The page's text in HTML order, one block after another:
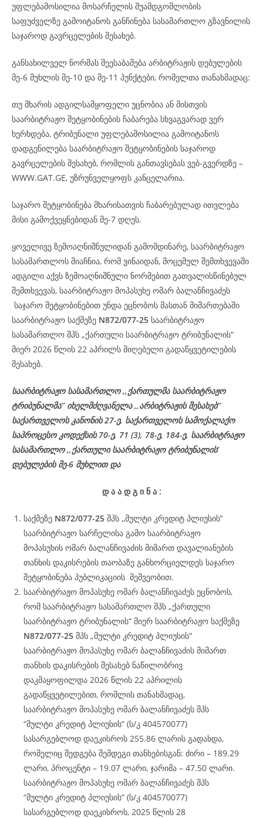
უფლებამოსილია მოსარჩელის შუამდგომლობის
საფუძველზე გამოიტანოს განჩინება სასამართლო გზავნილის
საჯაროდ გავრცელების შესახებ.
განსახილველ ნორმას შეესაბამება არბიტრაჟის დებულების
მე-6 მუხლის მე-10 და მე-11 პუნქტები, რომელთა თანახმადაც:
თუ მხარის ადგილსამყოფელი უცნობია ან მისთვის
საარბიტრაჟო შეტყობინების ჩაბარება სხვაგვარად ვერ
ხერხდება, ტრიბუნალი უფლებამოსილია გამოიტანოს
დადგენილება საარბიტრაჟო შეტყობინების საჯაროდ
გავრცელების შესახებ, რომლის განთავსებას ვებ-გვერდზე –
WWW.GAT.GE, უზრუნველყოფს კანცელარია.
საჯარო შეტყობინება მხარისათვის ჩაბარებულად ითვლება
მისი გამოქვეყნებიდან მე-7 დღეს.
ყოველივე ზემოაღნიშნულიდან გამომდინარე, საარბიტრაჟო
სასამართლოს მიაჩნია, რომ ვინაიდან, მოცემულ შემთხვევაში
ადგილი აქვს ზემოაღნიშნული ნორმებით გათვალისწინებულ
შემთხვევას, საარბიტრაჟო მოპასუხე ომარ ბალანჩივაძეს
საჯარო შეტყობინებით უნდა ეცნობოს მასთან მიმართებაში
საარბიტრაჟო საქმეზე N872/077-25 საარბიტრაჟო
სასამართლო შპს „ქართული საარბიტრაჟო ტრიბუნალის“
მიერ 2026 წლის 22 აპრილს მიღებული გადაწყვეტილების
შესახებ.
საარბიტრაჟო სასამართლო ,,ქართულმა საარბიტრაჟო
ტრიბუნალმა’’ იხელმძღვანელა ,,არბიტრაჟის შესახებ’’
საქართველოს კანონის 27-ე, საქართველოს სამოქალაქო
საპროცესო კოდექსის 70-ე, 71 (3), 78-ე, 184-ე, საარბიტრაჟო
სასამართლო ,,ქართული საარბიტრაჟო ტრიბუნალის’
დებულების მე-6 მუხლით და
დ ა ა დ გ ი ნ ა :
საქმეზე N872/077-25 შპს ,,მულტი კრედიტ პლიუსის’’
საარბიტრაჟო სარჩელისა გამო საარბიტრაჟო
მოპასუხის ომარ ბალანჩივაძის მიმართ დავალიანების
თანხის დაკისრების თაობაზე განხორციელდეს საჯარო
შეტყობინება პუბლიკაციის მეშვეობით.
საარბიტრაჟო მოპასუხე ომარ ბალანჩივაძეს ეცნობოს,
რომ საარბიტრაჟო სასამართლო შპს „ქართული
საარბიტრაჟო ტრიბუნალის“ მიერ საარბიტრაჟო საქმეზე
N872/077-25 შპს „მულტი კრედიტ პლიუსის“
საარბიტრაჟო მოპასუხე ომარ ბალანჩივაძის მიმართ
თანხის დაკისრების შესახებ ნაწილობრივ
დაკმაყოფილდა 2026 წლის 22 აპრილის
გადაწყვეტილებით, რომლის თანახმადაც,
საარბიტრაჟო მოპასუხე ომარ ბალანჩივაძეს შპს
“მულტი კრედიტ პლიუსის“ (ს/კ 404570077)
სასარგებლოდ დაეკისროს 255.86 ლარის გადახდა,
რომელიც შედგება შემდეგი თანხებისგან: ძირი – 189.29
ლარი, პროცენტი – 19.07 ლარი, ჯარიმა – 47.50 ლარი.
საარბიტრაჟო მოპასუხე ომარ ბალანჩივაძეს შპს
“მულტი კრედიტ პლიუსის“ (ს/კ 404570077)
სასარგებლოდ დაეკისროს, 2025 წლის 28